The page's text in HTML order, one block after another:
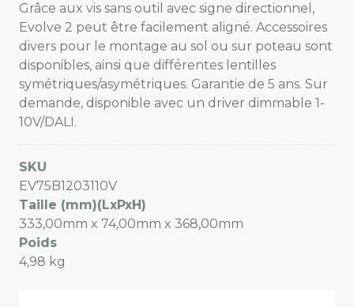
Grâce aux vis sans outil avec signe directionnel,
Evolve 2 peut être facilement aligné. Accessoires
divers pour le montage au sol ou sur poteau sont
disponibles, ainsi que différentes lentilles
symétriques/asymétriques. Garantie de 5 ans. Sur
demande, disponible avec un driver dimmable 1-
10V/DALI.
SKU
EV75B1203110V
Taille (mm)(LxPxH)
333,00mm x 74,00mm x 368,00mm
Poids
4,98 kg